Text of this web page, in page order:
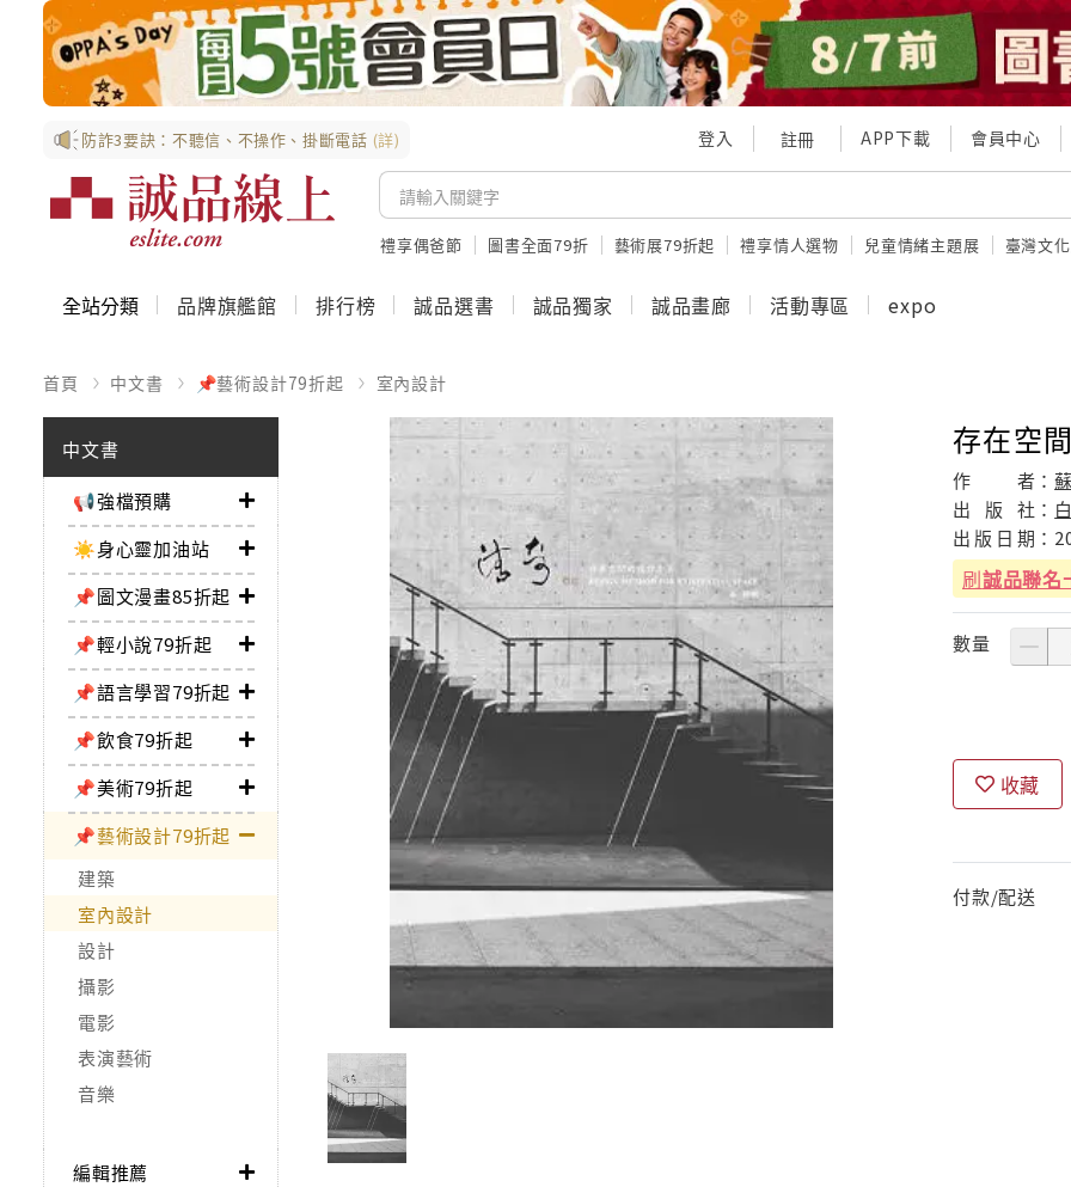
防詐3要訣：不聽信、不操作、掛斷電話 (詳) 登入 註冊 APP下載 會員中心
禮享偶爸節 圖書全面79折 藝術展79折起 禮享情人選物 兒童情緒主題展 臺灣文
全站分類 品牌旗艦館 排行榜 誠品選書 誠品獨家 誠品畫廊 活動專區 expo
首頁 中文書 📌藝術設計79折起 室內設計
中文書
📢強檔預購
☀️身心靈加油站
📌圖文漫畫85折起
📌輕小說79折起
📌語言學習79折起
📌飲食79折起
📌美術79折起
📌藝術設計79折起
建築
室內設計
設計
攝影
電影
表演藝術
音樂
編輯推薦
存在空
作 者：
出
版 社：
出 版 日 期：
刷誠品聯名
數量
收藏
付款/配送